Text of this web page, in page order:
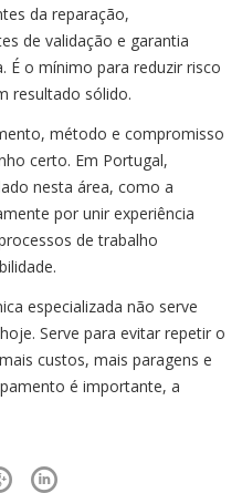
da reparação,
de validação e garantia
É o mínimo para reduzir risco
resultado sólido.
método e compromisso
certo. Em Portugal,
nesta área, como a
por unir experiência
de trabalho
especializada não serve
Serve para evitar repetir o
custos, mais paragens e
é importante, a